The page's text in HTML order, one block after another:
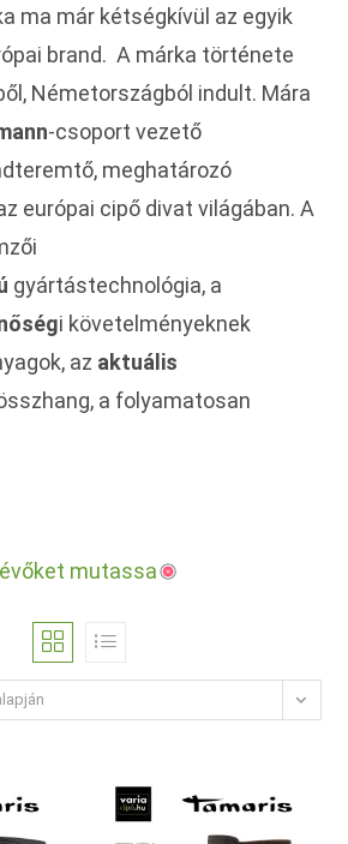
ma már kétségkívül az egyik
brand. A márka története
Németországból indult. Mára
-csoport vezető
meghatározó
európai cipő divat világában. A
gyártástechnológia, a
i követelményeknek
az aktuális
a folyamatosan
mutassa